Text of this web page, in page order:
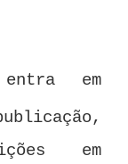
em
em